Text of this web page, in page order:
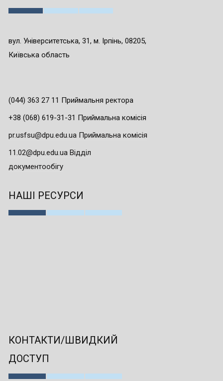
вул. Університетська, 31, м. Ірпінь, 08205,
Київська область
(044) 363 27 11 Приймальня ректора
+38 (068) 619-31-31 Приймальна комісія
pr.usfsu@dpu.edu.ua Приймальна комісія
11.02@dpu.edu.ua Відділ
документообігу
НАШІ РЕСУРСИ
КОНТАКТИ/ШВИДКИЙ
ДОСТУП